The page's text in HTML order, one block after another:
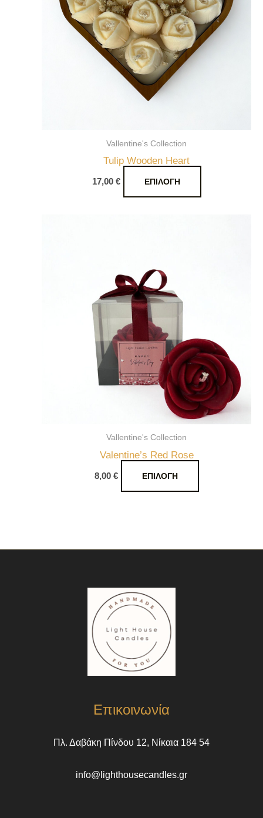
Vallentine's Collection
Tulip Wooden Heart
17,00 € ΕΠΙΛΟΓΉ
παραλλαγές.
Οι
επιλογές
μπορούν
Vallentine's Collection
Valentine’s Red Rose
8,00 € ΕΠΙΛΟΓΉ
μπορούν
να
επιλεγούν
στη
σελίδα
Επικοινωνία
Πλ. Δαβάκη Πίνδου 12, Νίκαια 184 54
info@lighthousecandles.gr